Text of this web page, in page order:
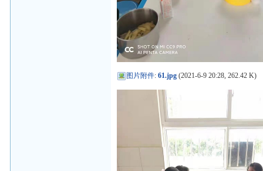
图片附件:61.jpg (2021-6-9 20:28, 262.42 K)